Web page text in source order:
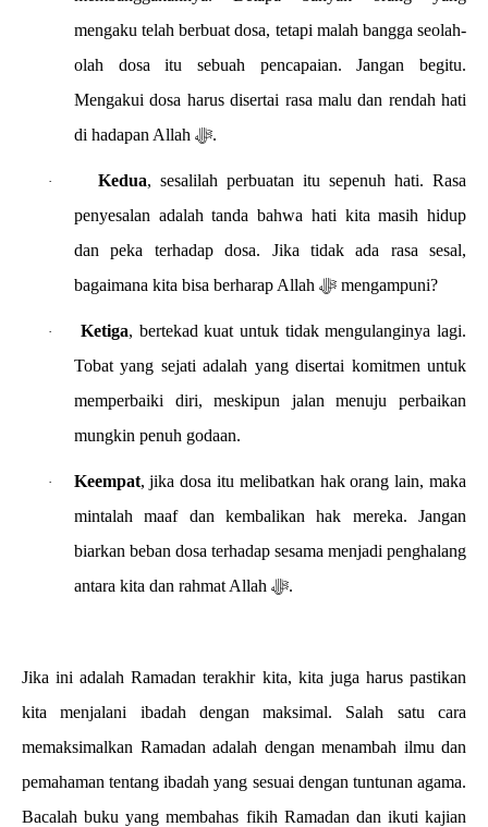
mengaku telah berbuat dosa, tetapi malah bangga seolah-
olah dosa itu sebuah pencapaian. Jangan begitu.
Mengakui dosa harus disertai rasa malu dan rendah hati
di hadapan Allah ﷻ.
· Kedua, sesalilah perbuatan itu sepenuh hati. Rasa
penyesalan adalah tanda bahwa hati kita masih hidup
dan peka terhadap dosa. Jika tidak ada rasa sesal,
bagaimana kita bisa berharap Allah ﷻ mengampuni?
· Ketiga, bertekad kuat untuk tidak mengulanginya lagi.
Tobat yang sejati adalah yang disertai komitmen untuk
memperbaiki diri, meskipun jalan menuju perbaikan
mungkin penuh godaan.
· Keempat, jika dosa itu melibatkan hak orang lain, maka
mintalah maaf dan kembalikan hak mereka. Jangan
biarkan beban dosa terhadap sesama menjadi penghalang
antara kita dan rahmat Allah ﷻ.
Jika ini adalah Ramadan terakhir kita, kita juga harus pastikan
kita menjalani ibadah dengan maksimal. Salah satu cara
memaksimalkan Ramadan adalah dengan menambah ilmu dan
pemahaman tentang ibadah yang sesuai dengan tuntunan agama.
Bacalah buku yang membahas fikih Ramadan dan ikuti kajian